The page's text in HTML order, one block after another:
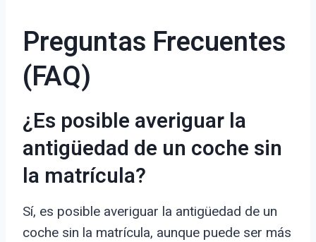
Preguntas Frecuentes
(FAQ)
¿Es posible averiguar la
antigüedad de un coche sin
la matrícula?
Sí, es posible averiguar la antigüedad de un
coche sin la matrícula, aunque puede ser más